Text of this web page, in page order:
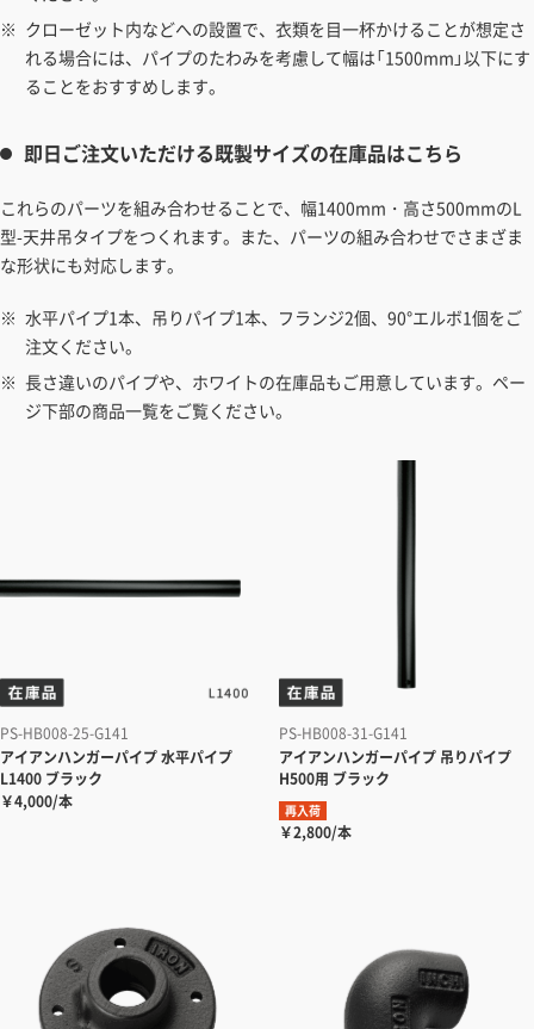
クローゼット内などへの設置で、衣類を目一杯かけることが想定さ
れる場合には、パイプのたわみを考慮して幅は「1500mm」以下にす
ることをおすすめします。
即日ご注文いただける既製サイズの在庫品はこちら
これらのパーツを組み合わせることで、幅1400mm・高さ500mmのL
型-天井吊タイプをつくれます。また、パーツの組み合わせでさまざま
な形状にも対応します。
水平パイプ1本、吊りパイプ1本、フランジ2個、90°エルボ1個をご
注文ください。
長さ違いのパイプや、ホワイトの在庫品もご用意しています。ペー
ジ下部の商品一覧をご覧ください。
PS-HB008-25-G141
アイアンハンガーパイプ水平パイプ
L1400 ブラック
￥4,000/本
PS-HB008-31-G141
アイアンハンガーパイプ 吊りパイプ
H500用 ブラック
再入荷
￥2,800/本